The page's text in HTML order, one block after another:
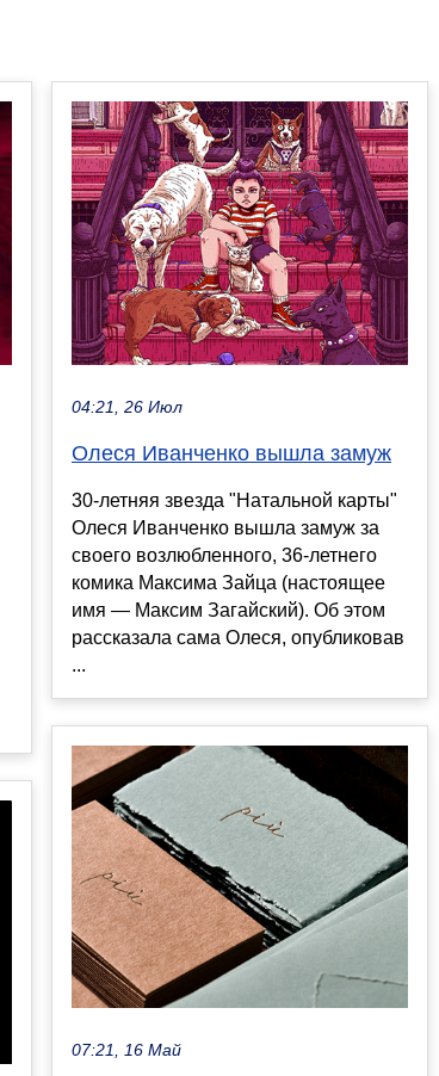
04:21, 26 Июл
Олеся Иванченко вышла замуж
30-летняя звезда "Натальной карты"
Олеся Иванченко вышла замуж за
своего возлюбленного, 36-летнего
комика Максима Зайца (настоящее
имя — Максим Загайский). Об этом
рассказала сама Олеся, опубликовав
...
07:21, 16 Май